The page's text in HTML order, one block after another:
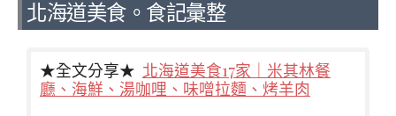
北海道美食。食記彙整
★全文分享★ 北海道美食17家｜米其林餐
廳、海鮮、湯咖哩、味噌拉麵、烤羊肉